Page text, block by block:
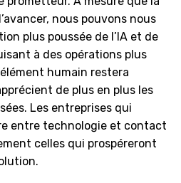
nous pouvons nous
plus poussée de l’IA et de
à des opérations plus
humain restera
de plus en plus les
Les entreprises qui
entre technologie et contact
celles qui prospéreront